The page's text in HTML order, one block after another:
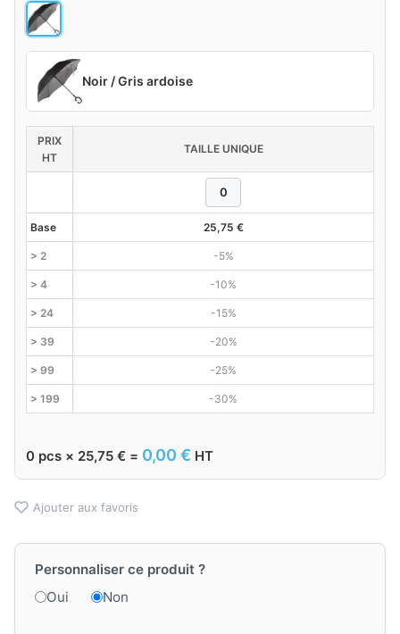
Noir / Gris ardoise
PRIX
HT
TAILLE UNIQUE
Base 25,75 €
> 2 -5%
> 4 -10%
> 24 -15%
> 39 -20%
> 99 -25%
> 199 -30%
0 pcs × 25,75 € = 0,00 € HT
Ajouter aux favoris
Personnaliser ce produit ?
Oui
Non